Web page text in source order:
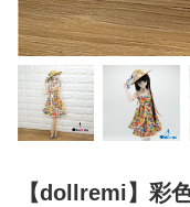
【dollremi】彩